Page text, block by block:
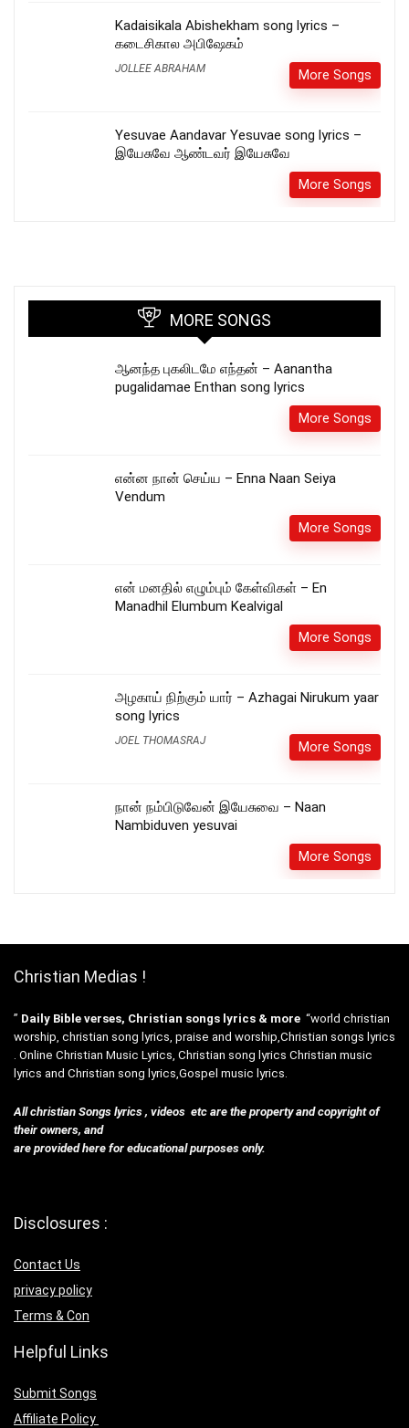
Kadaisikala Abishekham song lyrics –
கடைசிகால அபிஷேகம்
JOLLEE ABRAHAM More Songs
Yesuvae Aandavar Yesuvae song lyrics –
இயேசுவே ஆண்டவர் இயேசுவே
More Songs
MORE SONGS
ஆனந்த புகலிடமே எந்தன் – Aanantha
pugalidamae Enthan song lyrics
More Songs
என்ன நான் செய்ய – Enna Naan Seiya
Vendum
More Songs
என் மனதில் எழும்பும் கேள்விகள் – En
Manadhil Elumbum Kealvigal
More Songs
அழகாய் நிற்கும் யார் – Azhagai Nirukum yaar
song lyrics
JOEL THOMASRAJ More Songs
நான் நம்பிடுவேன் இயேசுவை – Naan
Nambiduven yesuvai
More Songs
Christian Medias !
” Daily Bible verses, Christian songs lyrics & more “world christian
worship, christian song lyrics, praise and worship,Christian songs lyrics
. Online Christian Music Lyrics, Christian song lyrics Christian music
lyrics and Christian song lyrics,Gospel music lyrics.
All christian Songs lyrics , videos etc are the property and copyright of
their owners, and
are provided here for educational purposes only.
Disclosures :
Contact Us
privacy policy
Terms & Con
Helpful Links
Submit Songs
Affiliate Policy